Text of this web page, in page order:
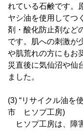
れている石鹸です。
ヤシ油を使用してつ
剤・酸化防止剤など
です。肌への刺激が
や肌荒れの方にもお
災直後に気仙沼や仙
ました。
(3) “リサイクル油を
市 ヒソプ工房)
ヒソプ工房は、障